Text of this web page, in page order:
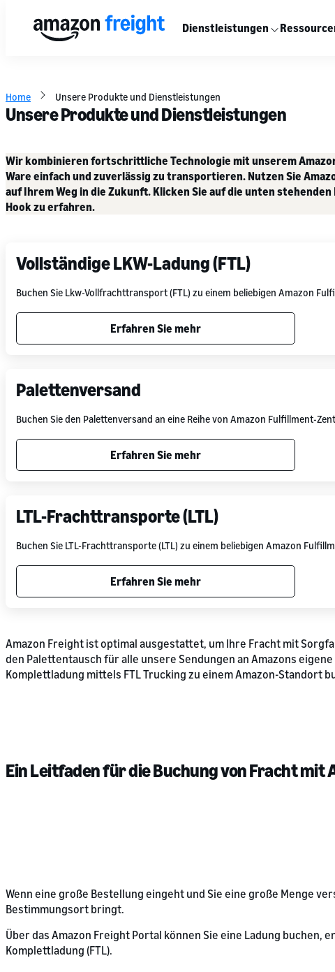
Dienstleistungen
Home Unsere Produkte und Dienstleistungen
Unsere Produkte und Dienstleistungen
Wir kombinieren fortschrittliche Technologie mit unserem
Ware einfach und zuverlässig zu transportieren. Nutzen Sie
auf Ihrem Weg in die Zukunft. Klicken Sie auf die unten
Hook zu erfahren.
Vollständige LKW-Ladung (FTL)
Buchen Sie Lkw-Vollfrachttransport (FTL) zu einem beliebigen Amazon
Erfahren Sie mehr
Palettenversand
Buchen Sie den Palettenversand an eine Reihe von Amazon Fulfillment-
Erfahren Sie mehr
LTL-Frachttransporte (LTL)
Buchen Sie LTL-Frachttransporte (LTL) zu einem beliebigen Amazon
Erfahren Sie mehr
Amazon Freight ist optimal ausgestattet, um Ihre Fracht mit
den Palettentausch für alle unsere Sendungen an Amazons
Komplettladung mittels FTL Trucking zu einem Amazon-Standort
Ein Leitfaden für die Buchung von Fracht mit
Wenn eine große Bestellung eingeht und Sie eine große Menge
Bestimmungsort bringt.
Über das Amazon Freight Portal können Sie eine Ladung buchen,
Komplettladung (FTL).